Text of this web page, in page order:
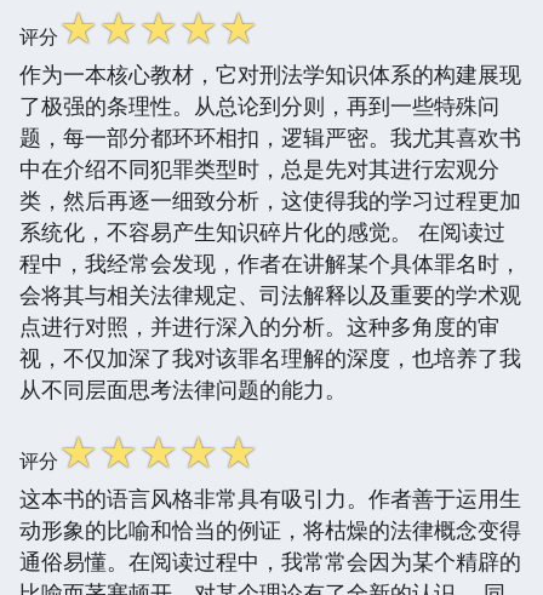
评分☆☆☆☆☆
作为一本核心教材，它对刑法学知识体系的构建展现
了极强的条理性。从总论到分则，再到一些特殊问
题，每一部分都环环相扣，逻辑严密。我尤其喜欢书
中在介绍不同犯罪类型时，总是先对其进行宏观分
类，然后再逐一细致分析，这使得我的学习过程更加
系统化，不容易产生知识碎片化的感觉。 在阅读过
程中，我经常会发现，作者在讲解某个具体罪名时，
会将其与相关法律规定、司法解释以及重要的学术观
点进行对照，并进行深入的分析。这种多角度的审
视，不仅加深了我对该罪名理解的深度，也培养了我
从不同层面思考法律问题的能力。
评分☆☆☆☆☆
这本书的语言风格非常具有吸引力。作者善于运用生
动形象的比喻和恰当的例证，将枯燥的法律概念变得
通俗易懂。在阅读过程中，我常常会因为某个精辟的